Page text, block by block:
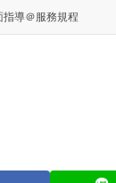
指導＠服務規程